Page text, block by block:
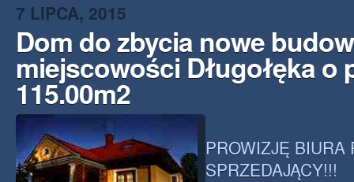
7 LIPCA, 2015
Dom do zbycia nowe
miejscowości Długołęka o
115.00m2
PROWIZJĘ BIURA
SPRZEDAJĄCY!!!